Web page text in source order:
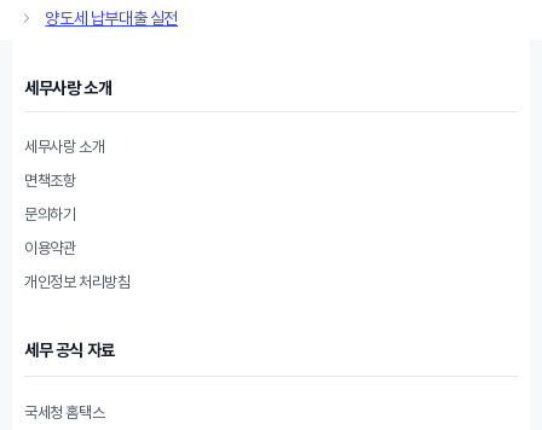
리
양도세 납부대출 실전
세무사랑 소개
세무사랑 소개
면책조항
문의하기
이용약관
개인정보 처리방침
세무 공식 자료
국세청 홈택스